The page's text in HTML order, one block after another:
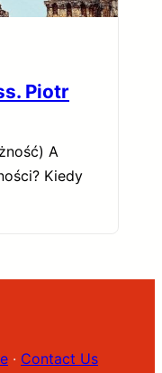
Piotr
A
Kiedy
· Contact Us